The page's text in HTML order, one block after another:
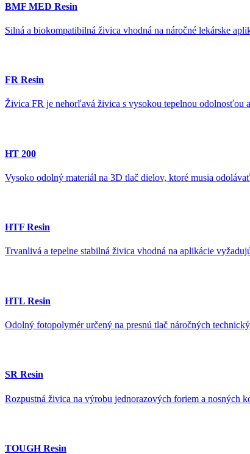
BMF MED Resin
Silná a biokompatibilná živica vhodná na náročné lekárske
FR Resin
Živica FR je nehorľavá živica s vysokou tepelnou
HT 200
Vysoko odolný materiál na 3D tlač dielov, ktoré musia
HTF Resin
Trvanlivá a tepelne stabilná živica vhodná na aplikácie
HTL Resin
Odolný fotopolymér určený na presnú tlač náročných
SR Resin
Rozpustná živica na výrobu jednorazových foriem a nosných
TOUGH Resin